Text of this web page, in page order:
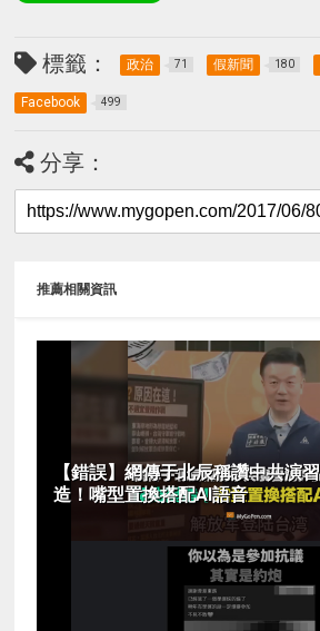
標籤： 政治 71 假新聞 180
Facebook 499
分享：
推薦相關資訊
【錯誤】網傳于北辰稱讚中共演
造！嘴型置換搭配AI語音